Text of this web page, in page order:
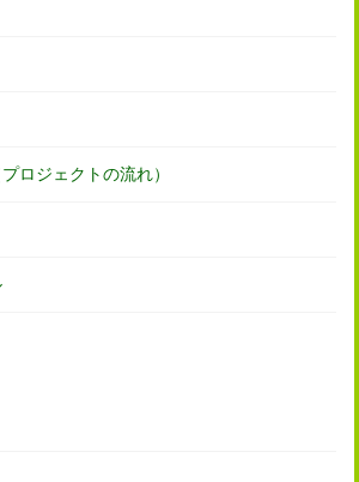
ロジェクトの流れ）